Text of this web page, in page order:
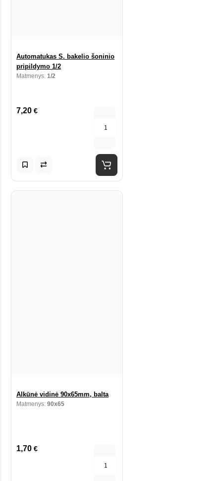
Automatukas S. bakelio šoninio
pripildymo 1/2
Matmenys: 1/2
7,20 €
Alkūnė vidinė 90x65mm, balta
Matmenys: 90x65
1,70 €